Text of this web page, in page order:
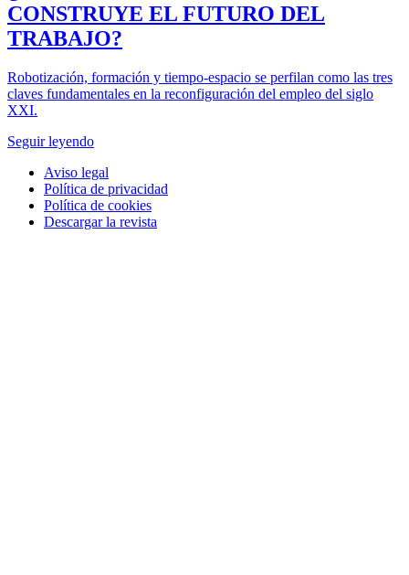
CONSTRUYE EL FUTURO DEL
TRABAJO?
Robotización, formación y tiempo-espacio se perfilan como las tres
claves fundamentales en la reconfiguración del empleo del siglo
XXI.
Seguir leyendo
Aviso legal
Política de privacidad
Política de cookies
Descargar la revista